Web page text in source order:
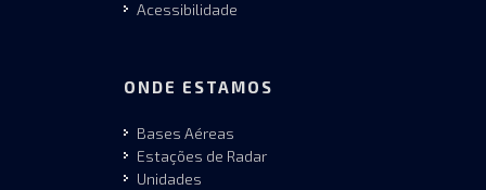
Acessibilidade
ONDE ESTAMOS
Bases Aéreas
Estações de Radar
Unidades